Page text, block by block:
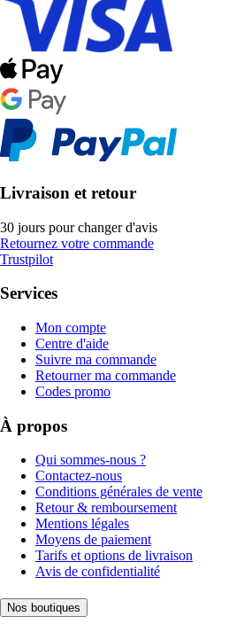
Livraison et retour
30 jours pour changer d'avis
Retournez votre commande
Trustpilot
Services
Mon compte
Centre d'aide
Suivre ma commande
Retourner ma commande
Codes promo
À propos
Qui sommes-nous ?
Contactez-nous
Conditions générales de vente
Retour & remboursement
Mentions légales
Moyens de paiement
Tarifs et options de livraison
Avis de confidentialité
Nos boutiques